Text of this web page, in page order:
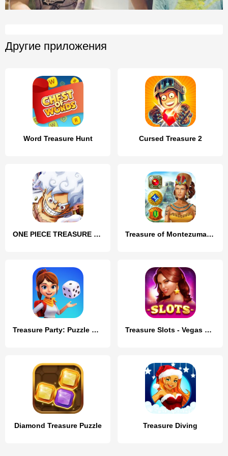
Другие приложения
Word Treasure Hunt Cursed Treasure 2
ONE PIECE TREASURE CRUISE Treasure of Montezuma－wonder 3
Treasure Party: Puzzle Fun! Treasure Slots - Vegas Slots &
Diamond Treasure Puzzle Treasure Diving